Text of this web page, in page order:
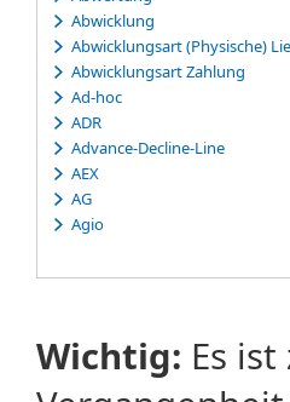
Abwicklung
Abwicklungsart (Physische)
Abwicklungsart Zahlung
Ad-hoc
ADR
Advance-Decline-Line
AEX
AG
Agio
AktG
Aktienanalyse
Aktienanleihe
Wichtig: Es